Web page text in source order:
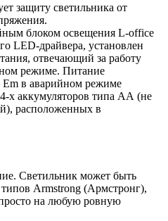
защиту светильника от
блоком освещения L-office
LED-драйвера, установлен
отвечающий за работу
режиме. Питание
Em в аварийном режиме
4-х аккумуляторов типа АА (не
расположенных в
Светильник может быть
Armstrong (Армстронг),
на любую ровную